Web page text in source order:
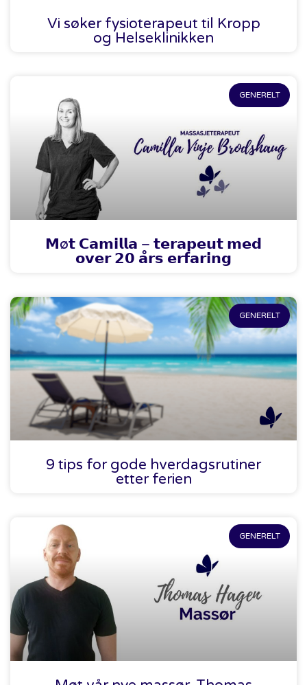
Vi søker fysioterapeut til Kropp
og Helseklinikken
GENERELT
𝗠ø𝘁 𝗖𝗮𝗺𝗶𝗹𝗹𝗮 – 𝘁𝗲𝗿𝗮𝗽𝗲𝘂𝘁 𝗺𝗲𝗱
𝗼𝘃𝗲𝗿 𝟮𝟬 𝗮̊𝗿𝘀 𝗲𝗿𝗳𝗮𝗿𝗶𝗻𝗴
GENERELT
9 tips for gode hverdagsrutiner
etter ferien
GENERELT